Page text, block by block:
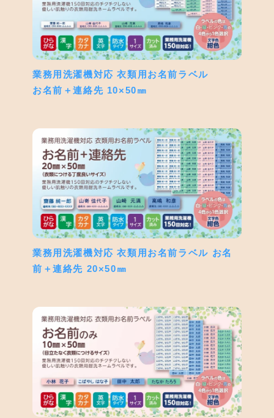
業務用洗濯機対応 衣類用お名前ラベル
お名前＋連絡先 10×50㎜
業務用洗濯機対応 衣類用お名前ラベル お名
前＋連絡先 20×50㎜